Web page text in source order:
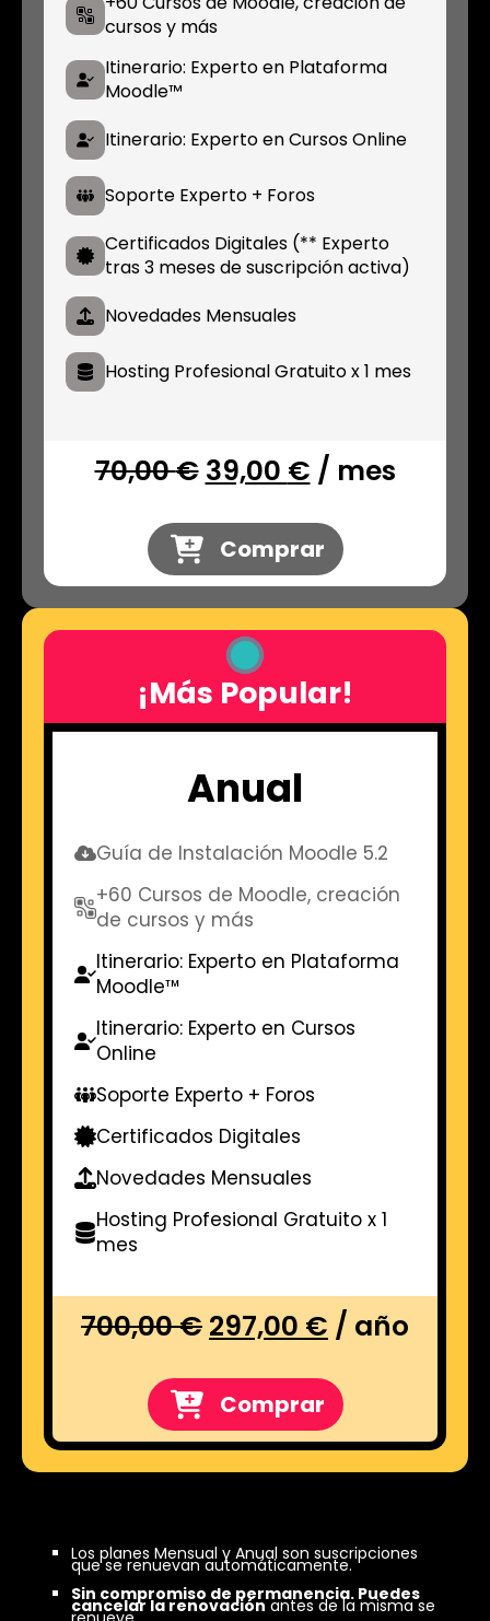
cursos y más
Itinerario: Experto en Plataforma
Moodle™
Itinerario: Experto en Cursos Online
Soporte Experto + Foros
Certificados Digitales (** Experto
tras 3 meses de suscripción activa)
Novedades Mensuales
Hosting Profesional Gratuito x 1 mes
70,00€ El
original
era:
70,00 €.
39,00 €El
actual
es:
39,00 €.
/ mes
Comprar
¡Más Popular!
Anual
Guía de Instalación Moodle 5.2
+60 Cursos de Moodle, creación
de cursos y más
Itinerario: Experto en Plataforma
Moodle™
Itinerario: Experto en Cursos
Online
Soporte Experto + Foros
Certificados Digitales
Novedades Mensuales
Hosting Profesional Gratuito x 1
mes
700,00€ El
original
era:
700,00 €.
297,00 € El
actual
es:
297,00 €.
/ año
Comprar
Los planes Mensual y Anual son suscripciones
que se renuevan automáticamente.
Sin compromiso de permanencia. Puedes
cancelar la renovaciónantes de la misma se